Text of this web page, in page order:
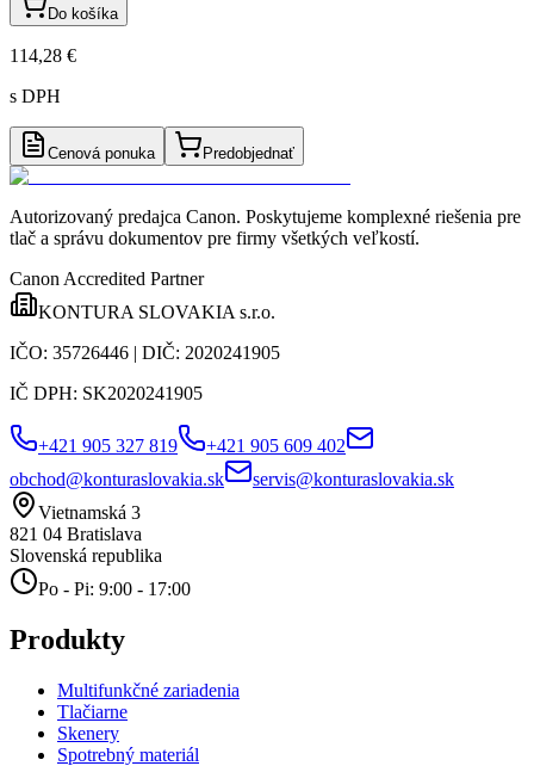
Do košíka
114,28 €
s DPH
Cenová ponuka Predobjednať
Autorizovaný predajca Canon. Poskytujeme komplexné riešenia pre
tlač a správu dokumentov pre firmy všetkých veľkostí.
Canon Accredited Partner
KONTURA SLOVAKIA s.r.o.
IČO: 35726446 | DIČ: 2020241905
IČ DPH: SK2020241905
+421 905 327 819
+421 905 609 402
obchod@konturaslovakia.sk
servis@konturaslovakia.sk
Vietnamská 3
821 04 Bratislava
Slovenská republika
Po - Pi: 9:00 - 17:00
Produkty
Multifunkčné zariadenia
Tlačiarne
Skenery
Spotrebný materiál